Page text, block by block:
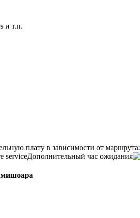
и т.п.
плату в зависимости от маршрута:
Дополнительный час ожидания